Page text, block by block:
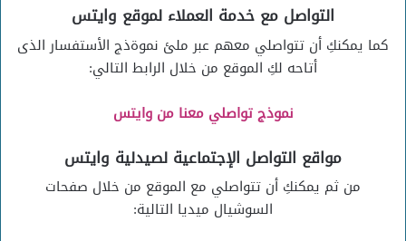
التواصل مع خدمة العملاء لموقع وايتس
كما يمكنكِ أن تتواصلي معهم عبر ملئ نموةذج الأستفسار الذى
أتاحه لكِ الموقع من خلال الرابط التالي:
نموذج تواصلي معنا من وايتس
مواقع التواصل الإجتماعية لصيدلية وايتس
من ثم يمكنكِ أن تتواصلي مع الموقع من خلال صفحات
السوشيال ميديا التالية: